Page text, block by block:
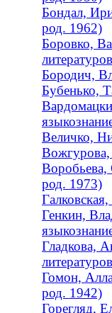
Бондал,
род. 1962)
Боровко,
Бородич,
Бубенько,
Величко,
Вожгурова,
Воробьева,
род. 1973)
Генкин,
Гладкова,
Гомон,
род. 1942)
Горегляд,